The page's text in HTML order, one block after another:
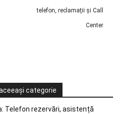
telefon, reclamații și Call
Center
categorie
Telefon rezervări, asistență